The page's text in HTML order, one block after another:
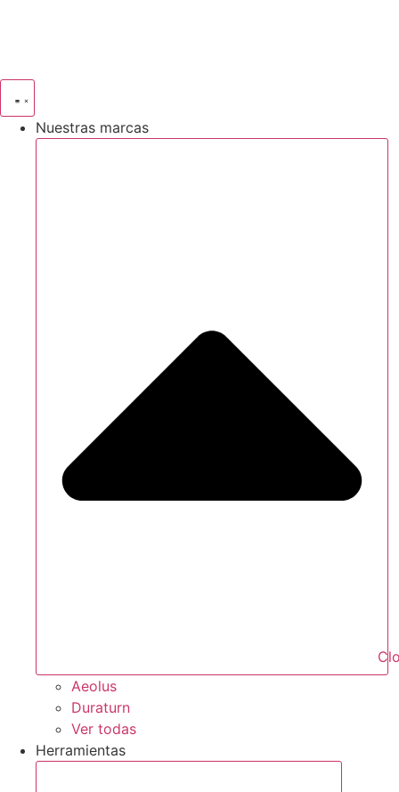
Nuestras marcas
Aeolus
Duraturn
Ver todas
Herramientas